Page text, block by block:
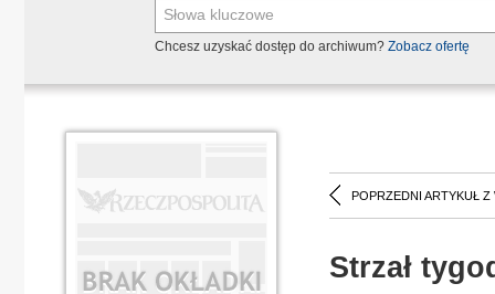
Chcesz uzyskać dostęp do archiwum? Zobacz ofertę
POPRZEDNI ARTYKUŁ Z
Strzał